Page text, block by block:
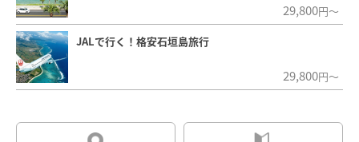
29,800円～
JALで行く！格安石垣島旅行
29,800円～